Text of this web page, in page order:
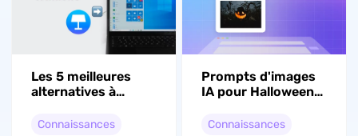
Les 5 meilleures
alternatives à
Windows que vous
Connaissances
Prompts d'images
IA pour Halloween
effrayantes et
Connaissances